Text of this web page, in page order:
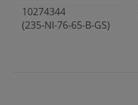
10274344
(235-NI-76-65-B-GS)